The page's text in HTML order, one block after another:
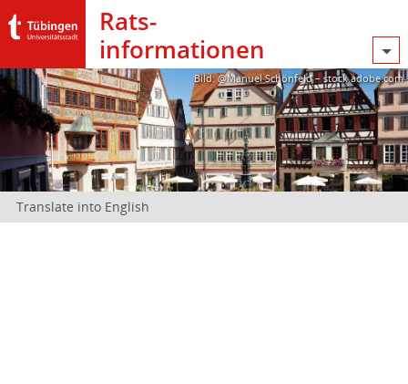
Rats­
informationen
Bild: @Manuel Schönfeld – stock.adobe.com
Translate into English